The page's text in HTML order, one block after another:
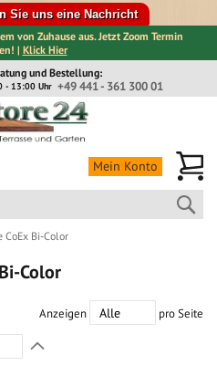
Sie uns eine Nachricht
von Zuhause aus. Jetzt Zoom Termin
| Klick Hier
und Bestellung:
+49 441 - 361 300 01
- 13:00 Uhr
Mein Konto
CoEx Bi-Color
Color
Anzeigen pro Seite